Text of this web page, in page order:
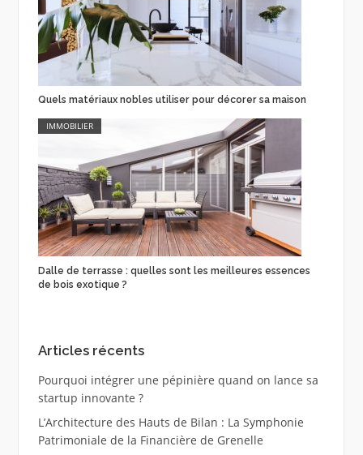
Quels matériaux nobles utiliser pour décorer sa maison
IMMOBILIER
Dalle de terrasse : quelles sont les meilleures essences
de bois exotique ?
Articles récents
Pourquoi intégrer une pépinière quand on lance sa
startup innovante ?
L’Architecture des Hauts de Bilan : La Symphonie
Patrimoniale de la Financière de Grenelle